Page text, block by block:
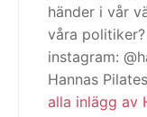
händer i vår
våra
instagram:
Hannas
alla inlägg av